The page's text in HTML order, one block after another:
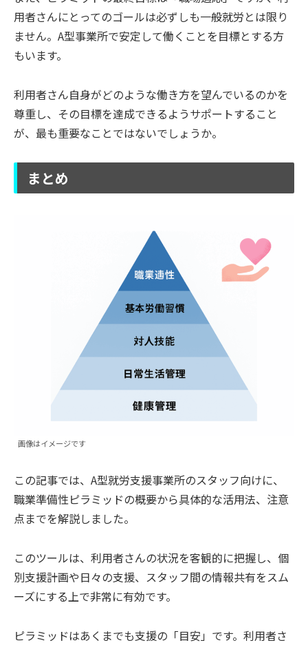
用者さんにとってのゴールは必ずしも一般就労とは限り
ません。A型事業所で安定して働くことを目標とする方
もいます。
利用者さん自身がどのような働き方を望んでいるのかを
尊重し、その目標を達成できるようサポートすること
が、最も重要なことではないでしょうか。
まとめ
画像はイメージです
この記事では、A型就労支援事業所のスタッフ向けに、
職業準備性ピラミッドの概要から具体的な活用法、注意
点までを解説しました。
このツールは、利用者さんの状況を客観的に把握し、個
別支援計画や日々の支援、スタッフ間の情報共有をスム
ーズにする上で非常に有効です。
ピラミッドはあくまでも支援の「目安」です。利用者さ